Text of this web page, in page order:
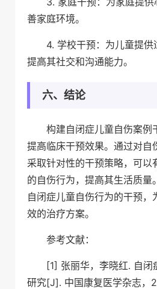
善家庭环境。
4. 学校干预：为儿童提供
提高其社交和沟通能力。
六、结论
构建自闭症儿童自伤案例
提高临床干预效果。通过对自
采取针对性的干预策略，可以
的自伤行为，提高其生活质量
自闭症儿童自伤行为的干预，
效的治疗方案。
参考文献：
[1] 张丽华，李晓红. 自
研究[J]. 中国康复医学杂志，